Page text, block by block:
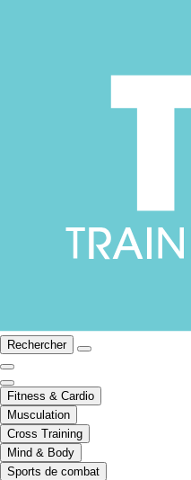
Rechercher
Fitness & Cardio
Musculation
Cross Training
Mind & Body
Sports de combat